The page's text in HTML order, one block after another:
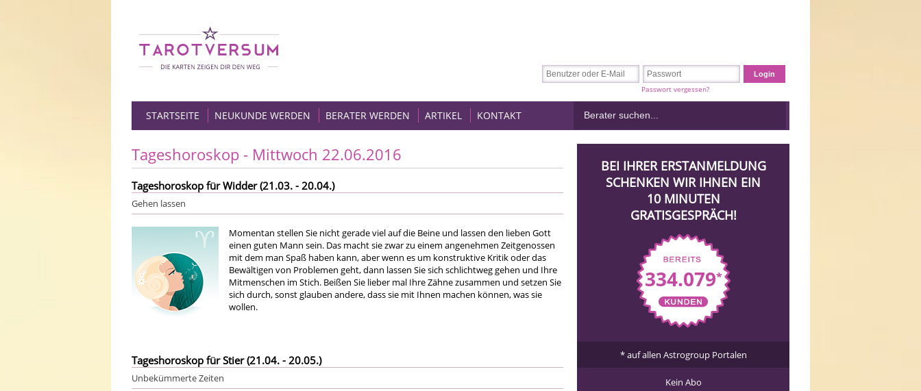
Passwort vergessen?
STARTSEITE NEUKUNDE WERDEN BERATER WERDEN ARTIKEL KONTAKT
BEI IHRER ERSTANMELDUNG
SCHENKEN WIR IHNEN EIN
10 MINUTEN
GRATISGESPRÄCH!
334.079*
* auf allen Astrogroup Portalen
Kein Abo
Tageshoroskop - Mittwoch 22.06.2016
Tageshoroskop für Widder (21.03. - 20.04.)
Gehen lassen
Momentan stellen Sie nicht gerade viel auf die Beine und lassen den lieben Gott
einen guten Mann sein. Das macht sie zwar zu einem angenehmen Zeitgenossen
mit dem man Spaß haben kann, aber wenn es um konstruktive Kritik oder das
Bewältigen von Problemen geht, dann lassen Sie sich schlichtweg gehen und Ihre
Mitmenschen im Stich. Beißen Sie lieber mal Ihre Zähne zusammen und setzen Sie
sich durch, sonst glauben andere, dass sie mit Ihnen machen können, was sie
wollen.
Tageshoroskop für Stier (21.04. - 20.05.)
Unbekümmerte Zeiten